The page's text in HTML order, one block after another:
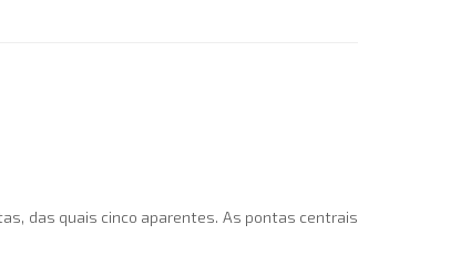
das quais cinco aparentes. As pontas centrais